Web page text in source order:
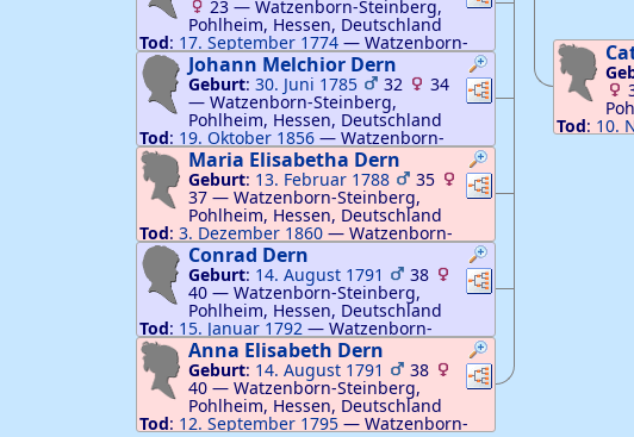
23—Watzenborn-Steinberg,
Pohlheim, Hessen, Deutschland
Tod: 17. September 1774 — Watzenborn-
Steinberg, Pohlheim, Hessen, Deutschland
Verknüpfungen
Verknüpfungen
Johann Melchior Dern
Geburt: 30. Juni 1785 32 34
— Watzenborn-Steinberg,
Pohlheim, Hessen, Deutschland
Tod: 19. Oktober 1856 — Watzenborn-
Steinberg, Pohlheim, Hessen, Deutschland
Verknüpfungen
Verknüpfungen
Maria Elisabetha Dern
Geburt: 13. Februar 1788 35
37 — Watzenborn-Steinberg,
Pohlheim, Hessen, Deutschland
Tod: 3. Dezember 1860 — Watzenborn-
Steinberg, Pohlheim, Hessen, Deutschland
Verknüpfungen
Verknüpfungen
Conrad Dern
Geburt: 14. August 1791 38
40 — Watzenborn-Steinberg,
Pohlheim, Hessen, Deutschland
Tod: 15. Januar 1792 — Watzenborn-
Steinberg, Pohlheim, Hessen, Deutschland
Verknüpfungen
Verknüpfungen
Anna Elisabeth Dern
Geburt: 14. August 1791 38
40 — Watzenborn-Steinberg,
Pohlheim, Hessen, Deutschland
Tod: 12. September 1795 — Watzenborn-
Tod: 10.